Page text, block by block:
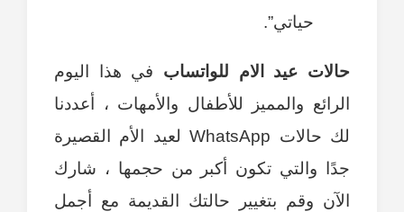
حياتي”.
حالات عيد الام للواتساب في هذا اليوم
الرائع والمميز للأطفال والأمهات ، أعددنا
لك حالات WhatsApp لعيد الأم القصيرة
جدًا والتي تكون أكبر من حجمها ، شارك
الآن وقم بتغيير حالتك القديمة مع أجمل